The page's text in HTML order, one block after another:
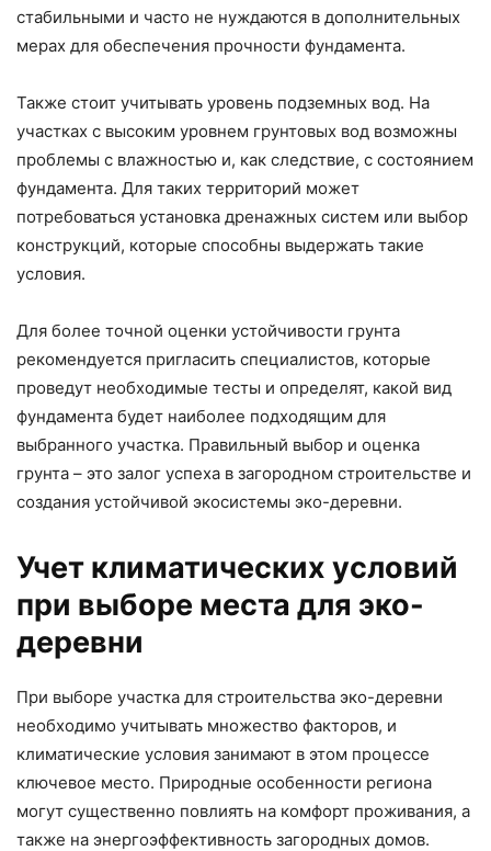
стабильными и часто не нуждаются в дополнительных
мерах для обеспечения прочности фундамента.
Также стоит учитывать уровень подземных вод. На
участках с высоким уровнем грунтовых вод возможны
проблемы с влажностью и, как следствие, с состоянием
фундамента. Для таких территорий может
потребоваться установка дренажных систем или выбор
конструкций, которые способны выдержать такие
условия.
Для более точной оценки устойчивости грунта
рекомендуется пригласить специалистов, которые
проведут необходимые тесты и определят, какой вид
фундамента будет наиболее подходящим для
выбранного участка. Правильный выбор и оценка
грунта – это залог успеха в загородном строительстве и
создания устойчивой экосистемы эко-деревни.
Учет климатических условий
при выборе места для эко-
деревни
При выборе участка для строительства эко-деревни
необходимо учитывать множество факторов, и
климатические условия занимают в этом процессе
ключевое место. Природные особенности региона
могут существенно повлиять на комфорт проживания, а
также на энергоэффективность загородных домов.